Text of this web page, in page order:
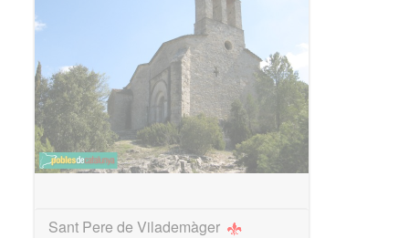
Sant Pere de Vilademàger